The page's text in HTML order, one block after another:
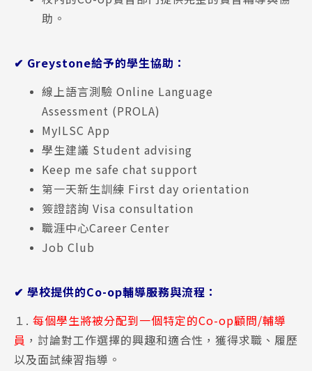
助。
✔ Greystone給予的學生協助：
線上語言測驗 Online Language
Assessment (PROLA)
MyILSC App
學生建議 Student advising
Keep me safe chat support
第一天新生訓練 First day orientation
簽證諮詢 Visa consultation
職涯中心Career Center
Job Club
✔ 學校提供的Co-op輔導服務與流程：
１. 每個學生將被分配到一個特定的Co-op顧問/輔導
員 ，討論對工作選擇的興趣和適合性，獲得求職、履歷
以及面試練習指導​。